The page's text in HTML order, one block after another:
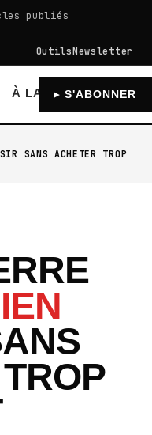
publiés
OutilsNewsletter
À LA UNE▸ S'ABONNER
SANS ACHETER TROP